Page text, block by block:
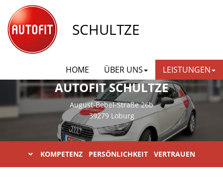
SCHULTZE
HOME ÜBER UNS LEISTUNGEN
AUTOFIT SCHULTZE
August-Bebel-Straße 26b
39279 Loburg
KOMPETENZ PERSÖNLICHKEIT VERTRAUEN